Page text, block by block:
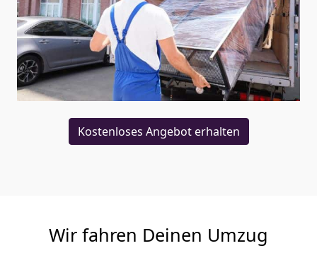
Kostenloses Angebot erhalten
Wir fahren Deinen Umzug